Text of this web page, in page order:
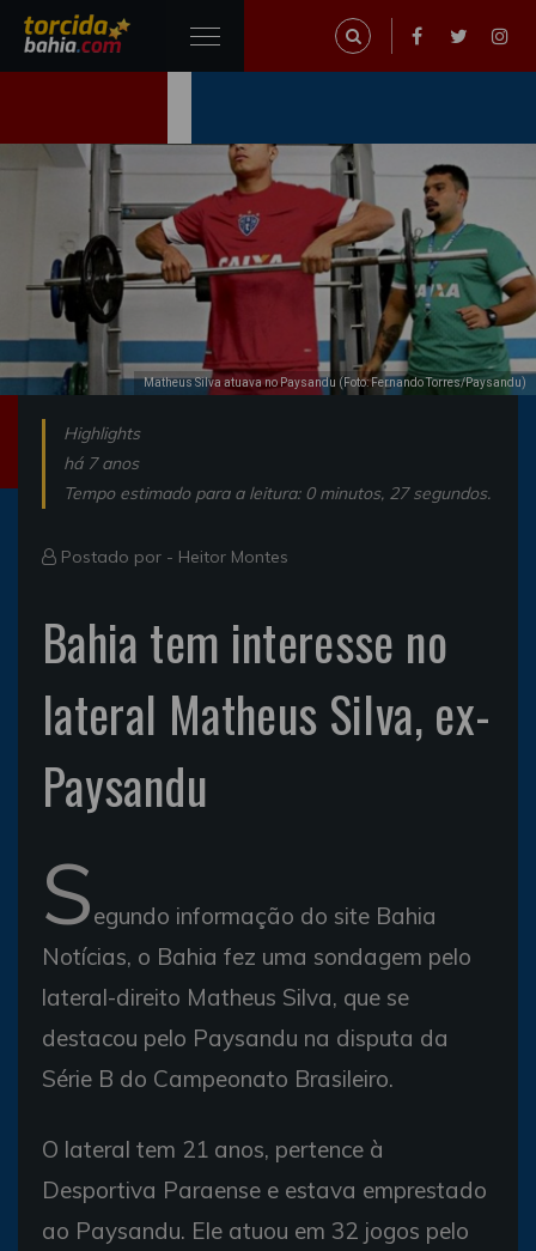
Matheus Silva atuava no Paysandu (Foto: Fernando Torres/Paysandu)
Highlights
há 7 anos
Tempo estimado para a leitura: 0 minutos, 27 segundos.
Postado por - Heitor Montes
Bahia tem interesse no
lateral Matheus Silva, ex-
Paysandu
Segundo informação do site Bahia
Notícias, o Bahia fez uma sondagem pelo
lateral-direito Matheus Silva, que se
destacou pelo Paysandu na disputa da
Série B do Campeonato Brasileiro.
O lateral tem 21 anos, pertence à
Desportiva Paraense e estava emprestado
ao Paysandu. Ele atuou em 32 jogos pelo